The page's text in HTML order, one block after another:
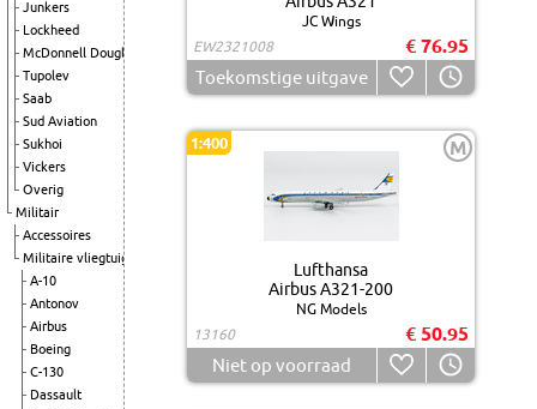
Junkers
Lockheed
McDonnell Douglas
Tupolev
Saab
Sud Aviation
Sukhoi
Vickers
Overig
Militair
Accessoires
Militaire vliegtuigen
A-10
Antonov
Airbus
Boeing
C-130
Dassault
JC Wings
EW2321008
€ 76.95
Toekomstige uitgave
1:400 M
Lufthansa
Airbus A321-200
NG Models
13160
€ 50.95
Niet op voorraad